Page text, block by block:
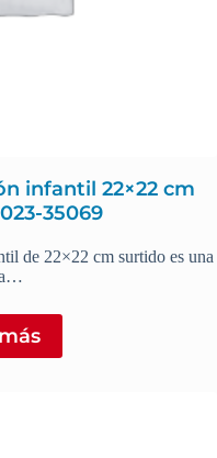
infantil 22×22 cm
35069
de 22×22 cm surtido es una